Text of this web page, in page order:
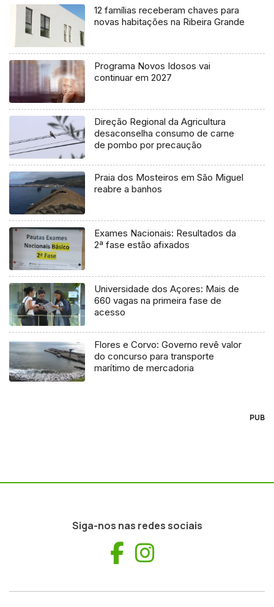
12 famílias receberam chaves para
novas habitações na Ribeira Grande
Programa Novos Idosos vai
continuar em 2027
Direção Regional da Agricultura
desaconselha consumo de carne
de pombo por precaução
Praia dos Mosteiros em São Miguel
reabre a banhos
Exames Nacionais: Resultados da
2ª fase estão afixados
Universidade dos Açores: Mais de
660 vagas na primeira fase de
acesso
Flores e Corvo: Governo revê valor
do concurso para transporte
marítimo de mercadoria
PUB
Siga-nos nas redes sociais
Facebook